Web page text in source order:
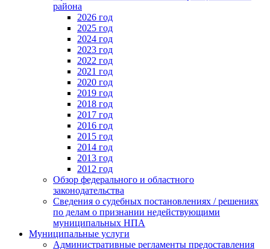
района
2026 год
2025 год
2024 год
2023 год
2022 год
2021 год
2020 год
2019 год
2018 год
2017 год
2016 год
2015 год
2014 год
2013 год
2012 год
Обзор федерального и областного
законодательства
Сведения о судебных постановлениях / решениях
по делам о признании недействующими
муниципальных НПА
Муниципальные услуги
Административные регламенты предоставления